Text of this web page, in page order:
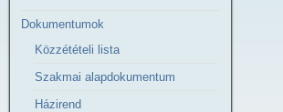
Dokumentumok
Közzétételi lista
Szakmai alapdokumentum
Házirend